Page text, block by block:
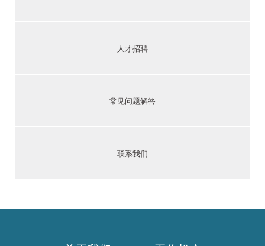
人才招聘
常见问题解答
联系我们